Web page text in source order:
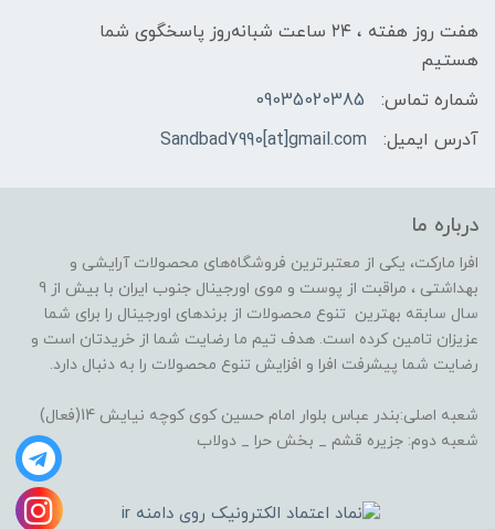
هفت روز هفته ، ۲۴ ساعت شبانه‌روز پاسخگوی شما
هستیم
شماره تماس:
09035020385
آدرس ایمیل:
Sandbad7990[at]gmail.com
درباره ما
افرا مارکت، یکی از معتبرترین فروشگاه‌های محصولات آرایشی و
بهداشتی ، مراقبت از پوست و موی اورجینال جنوب ایران با بیش از 9
سال سابقه بهترین تنوع محصولات از برندهای اورجینال را برای شما
عزیزان تامین کرده است. هدف تیم ما رضایت شما از خریدتان است و
رضایت شما پیشرفت افرا و افزایش تنوع محصولات را به دنبال دارد.
شعبه اصلی:بندر عباس بلوار امام حسین کوی کوچه نیایش 14(فعال)
شعبه دوم: جزیره قشم _ بخش حرا _ دولاب